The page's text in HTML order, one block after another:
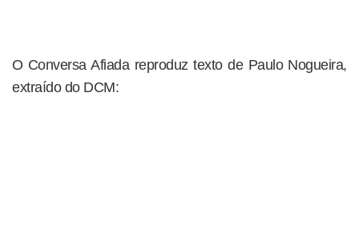
O Conversa Afiada reproduz texto de Paulo Nogueira,
extraído do DCM: